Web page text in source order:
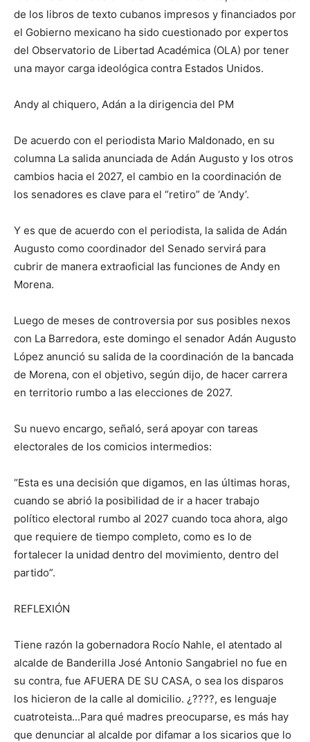
de los libros de texto cubanos impresos y financiados por
el Gobierno mexicano ha sido cuestionado por expertos
del Observatorio de Libertad Académica (OLA) por tener
una mayor carga ideológica contra Estados Unidos.
Andy al chiquero, Adán a la dirigencia del PM
De acuerdo con el periodista Mario Maldonado, en su
columna La salida anunciada de Adán Augusto y los otros
cambios hacia el 2027, el cambio en la coordinación de
los senadores es clave para el “retiro” de ‘Andy’.
Y es que de acuerdo con el periodista, la salida de Adán
Augusto como coordinador del Senado servirá para
cubrir de manera extraoficial las funciones de Andy en
Morena.
Luego de meses de controversia por sus posibles nexos
con La Barredora, este domingo el senador Adán Augusto
López anunció su salida de la coordinación de la bancada
de Morena, con el objetivo, según dijo, de hacer carrera
en territorio rumbo a las elecciones de 2027.
Su nuevo encargo, señaló, será apoyar con tareas
electorales de los comicios intermedios:
“Esta es una decisión que digamos, en las últimas horas,
cuando se abrió la posibilidad de ir a hacer trabajo
político electoral rumbo al 2027 cuando toca ahora, algo
que requiere de tiempo completo, como es lo de
fortalecer la unidad dentro del movimiento, dentro del
partido”.
REFLEXIÓN
Tiene razón la gobernadora Rocío Nahle, el atentado al
alcalde de Banderilla José Antonio Sangabriel no fue en
su contra, fue AFUERA DE SU CASA, o sea los disparos
los hicieron de la calle al domicilio. ¿????, es lenguaje
cuatroteista...Para qué madres preocuparse, es más hay
que denunciar al alcalde por difamar a los sicarios que lo